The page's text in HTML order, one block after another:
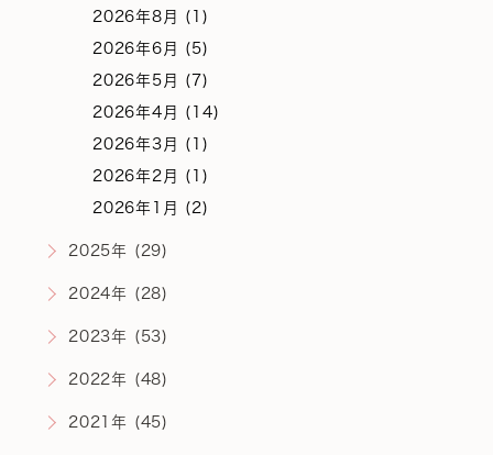
2026年8月 (1)
2026年6月 (5)
2026年5月 (7)
2026年4月 (14)
2026年3月 (1)
2026年2月 (1)
2026年1月 (2)
2025年 (29)
2024年 (28)
2023年 (53)
2022年 (48)
2021年 (45)